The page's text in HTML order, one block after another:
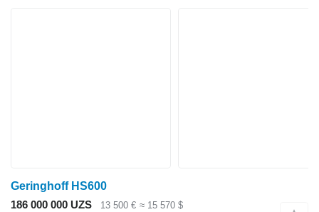
Geringhoff HS600
186 000 000 UZS
13 500 € ≈ 15 570 $